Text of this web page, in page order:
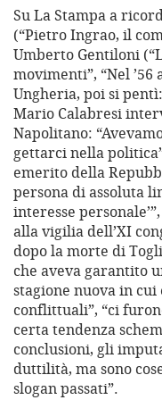
Su La Stampa a
(“Pietro Ingrao, il
Umberto Gentiloni
movimenti”, “Nel
Ungheria, poi si
Mario Calabresi
Napolitano:
gettarci nella
emerito della
persona di assoluta
interesse
alla vigilia dell’XI
dopo la morte di
che aveva garantito
stagione nuova in
conflittuali”, “ci
certa tendenza
conclusioni, gli
duttilità, ma sono
slogan passati”.